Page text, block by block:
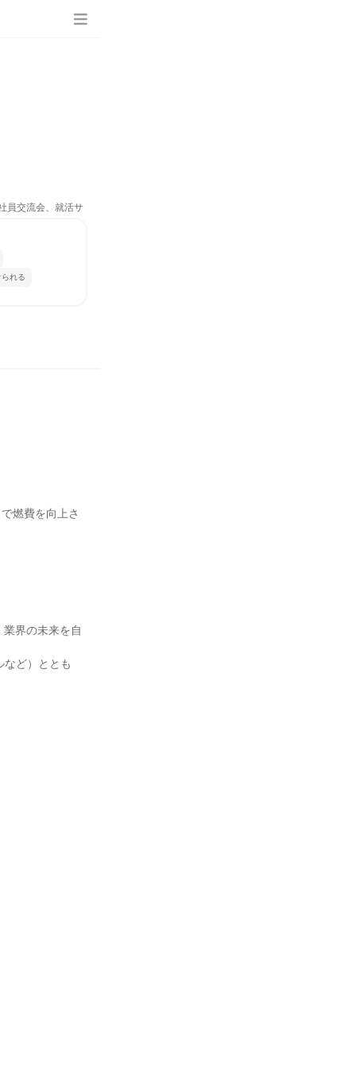
員交流会、就活サ
れる
燃費を向上さ
界の未来を自
ど）ととも